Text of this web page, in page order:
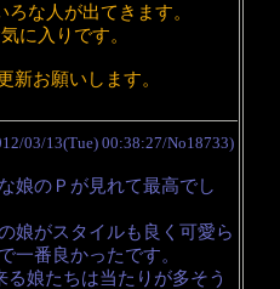
な人が出てきます。
に入りです。
新お願いします。
03/13(Tue) 00:38:27/No18733)
娘のＰが見れて最高でし
娘がスタイルも良く可愛ら
一番良かったです。
る娘たちは当たりが多そう